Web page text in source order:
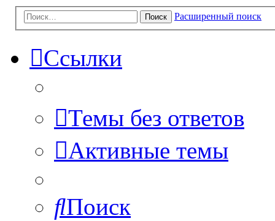
Поиск Расширенный поиск
Ссылки
Темы без ответов
Активные темы
Поиск